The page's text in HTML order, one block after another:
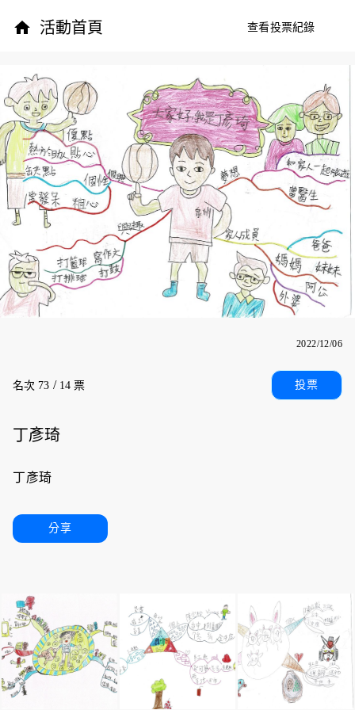
活動首頁 查看投票紀錄
2022/12/06
名次 73 / 14 票 投票
丁彥琦
丁彥琦
分享